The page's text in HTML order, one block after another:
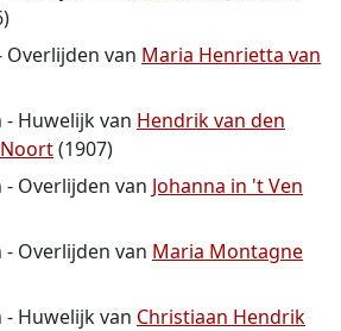
Overlijden van Maria Henrietta van
- Huwelijk van Hendrik van den
(1907)
- Overlijden van Johanna in 't Ven
- Overlijden van Maria Montagne
- Huwelijk van Christiaan Hendrik